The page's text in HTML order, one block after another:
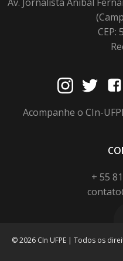
CEP:
Acompanhe o CIn-
+ 55
© 2026 CIn UFPE | Todos os